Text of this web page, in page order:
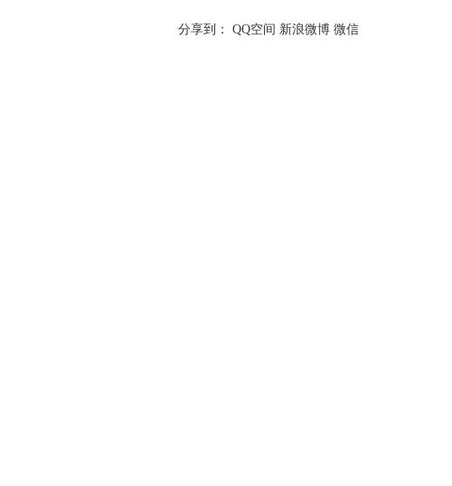
分享到： QQ空间 新浪微博 微信